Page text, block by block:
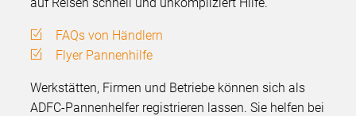
FAQs von Händlern
Flyer Pannenhilfe
Werkstätten, Firmen und Betriebe können sich als
ADFC-Pannenhelfer registrieren lassen. Sie helfen bei